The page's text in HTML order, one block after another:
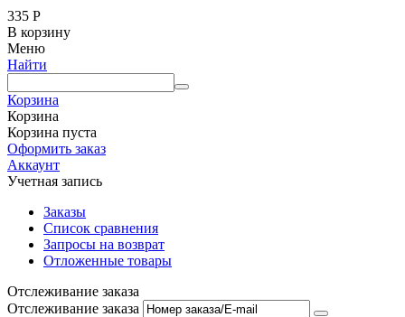
335 Р
В корзину
Меню
Найти
Корзина
Корзина
Корзина пуста
Оформить заказ
Аккаунт
Учетная запись
Заказы
Список сравнения
Запросы на возврат
Отложенные товары
Отслеживание заказа
Отслеживание заказа